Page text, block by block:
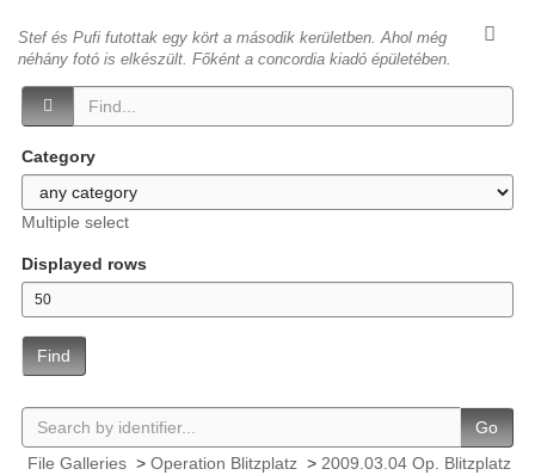
Stef és Pufi futottak egy kört a második kerületben. Ahol még
néhány fotó is elkészült. Főként a concordia kiadó épületében.
Category
Multiple select
Displayed rows
Find
Go
File Galleries > Operation Blitzplatz > 2009.03.04 Op. Blitzplatz